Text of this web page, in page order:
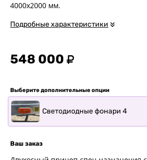
Дилеры
4000х2000 мм.
Подробные характеристики
548 000
Выберите дополнительные опции
Светодиодные фонари 4
Ваш заказ